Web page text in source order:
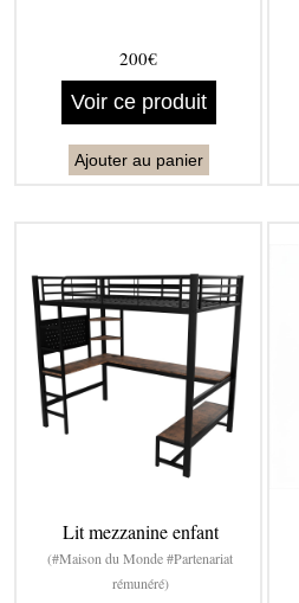
200€
Voir ce produit
Ajouter au panier
Lit mezzanine enfant
(#Maison du Monde #Partenariat
rémunéré)